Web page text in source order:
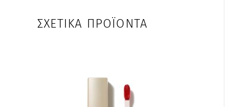
ΣΧΕΤΙΚΆ ΠΡΟΪΌΝΤΑ